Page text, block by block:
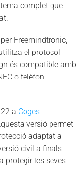
complet que
Freemindtronic,
el protocol
és compatible amb
o telèfon
a Coges
versió permet
adaptat a
civil a finals
protegir les seves